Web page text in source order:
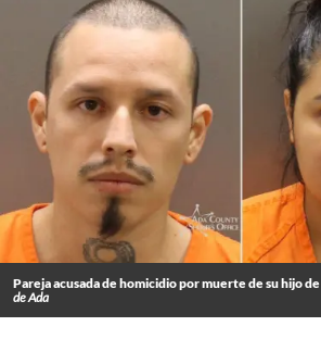
Pareja acusada de homicidio por muerte de su hijo de
de Ada